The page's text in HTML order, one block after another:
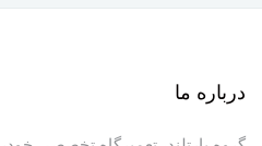
درباره ما